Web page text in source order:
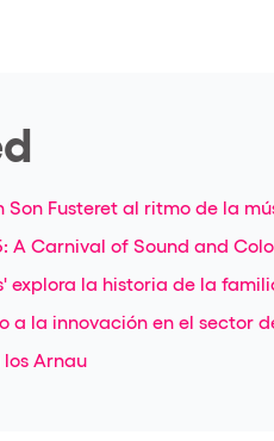
Fusteret al ritmo de la
A Carnival of Sound and
explora la historia de la
a la innovación en el sector
Arnau